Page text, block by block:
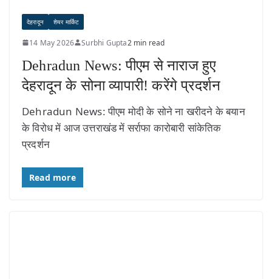
देहरादून शेयर मार्किट
14 May 2026 Surbhi Gupta2 min read
Dehradun News: पीएम से नाराज हुए
देहरादून के सोना व्यापारी! करेंगे प्रदर्शन
Dehradun News: पीएम मोदी के सोने ना खरीदने के बयान
के विरोध में आज उत्तराखंड में सर्राफा कारोबारी सांकेतिक
प्रदर्शन
Read more